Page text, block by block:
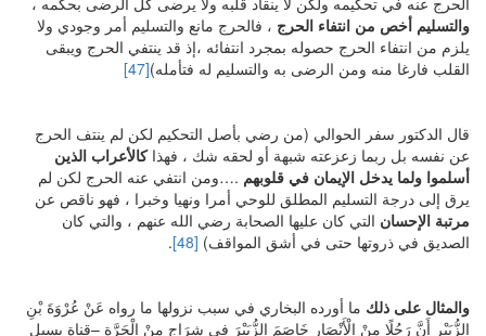
والتسليم أخص من انتفاء الحرج ، فالحرج مانع والتسليم أمر وجودي ولا
يلزم من انتفاء الحرج حصوله بمجرد انتفائه ،إذ قد ينتفي الحرج ويبقى
القلب فارغا منه ومن الرضى به والتسليم له فتأمله)[47]
قال الدكتور سفر الحوالي (من رضي بأصل التحكيم لكن لم ينتف الحرج
عن نفسه بل ربما زعزعته شبهة أو لحقه شك ، فهذاكالأعراب الذين
أسلموا ولما يدخل الإيمان في قلوبهم .…ومن انتفي عنه الحرج لكن لم
يرق إلى درجة التسليم المطلق للوحي أمرا ونهيا وخبرا ، فهو ناقص عن
مرتبة الإحسان التي كان عليها الصحابة رضي الله عنهم ، والتي كان
الصديق في ذروتها حتى في أشق المواقف) [48]
.
والمثال على ذلك ما أورده البخاري في سبب نزولها ما رواه عَنْ عُرْوَةَ بْنِ
الزُّبَيْرِ أَنَّ رَجُلًا مِنْ الْأَنْصَارِ خَاصَمَ الزُّبَيْرَ فِي شِرَاجٍ مِنْ الْحَرَّةِ –قناة يسيل